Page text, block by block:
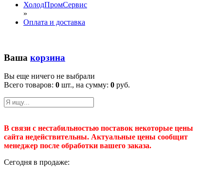
ХолодПромСервис
»
Оплата и доставка
Ваша корзина
Вы еще ничего не выбрали
Всего товаров: 0 шт., на сумму: 0 руб.
В связи с нестабильностью поставок некоторые цены
сайта недействительны. Актуальные цены сообщит
менеджер после обработки вашего заказа.
Сегодня в продаже: